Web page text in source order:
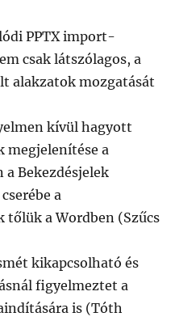
PPTX import-
csak látszólagos, a
alakzatok mozgatását
kívül hagyott
megjelenítése a
Bekezdésjelek
a
a Wordben (Szűcs
kikapcsolható és
figyelmeztet a
is (Tóth